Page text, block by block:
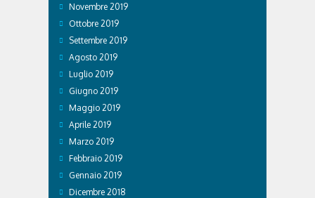
Novembre 2019
Ottobre 2019
Settembre 2019
Agosto 2019
Luglio 2019
Giugno 2019
Maggio 2019
Aprile 2019
Marzo 2019
Febbraio 2019
Gennaio 2019
Dicembre 2018